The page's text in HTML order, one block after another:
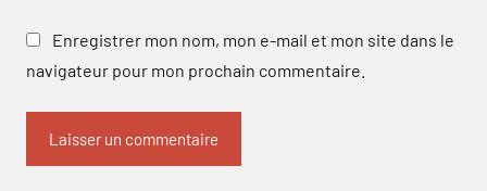
Enregistrer mon nom, mon e-mail et mon site dans le
navigateur pour mon prochain commentaire.